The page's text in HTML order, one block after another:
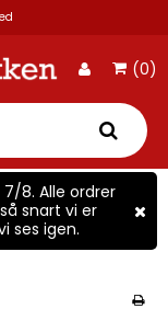
(0)
8. Alle ordrer
snart vi er
ses igen.